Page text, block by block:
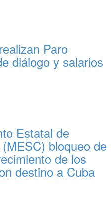
Paro
diálogo y salarios
Estatal de
bloqueo de
de los
destino a Cuba